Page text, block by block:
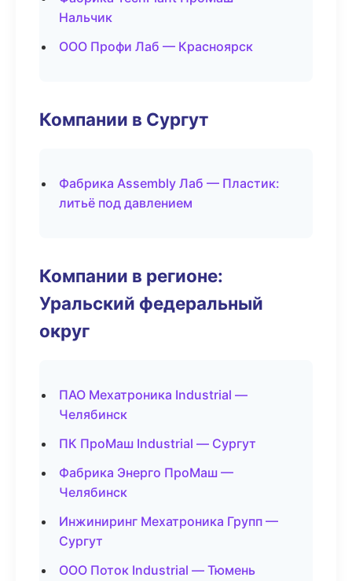
Нальчик
ООО Профи Лаб — Красноярск
Компании в Сургут
Фабрика Assembly Лаб — Пластик:
литьё под давлением
Компании в регионе:
Уральский федеральный
округ
ПАО Мехатроника Industrial —
Челябинск
ПК ПроМаш Industrial — Сургут
Фабрика Энерго ПроМаш —
Челябинск
Инжиниринг Мехатроника Групп —
Сургут
ООО Поток Industrial — Тюмень